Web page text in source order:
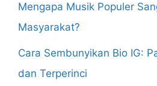
Mengapa Musik Populer
Masyarakat?
Cara Sembunyikan Bio IG:
dan Terperinci